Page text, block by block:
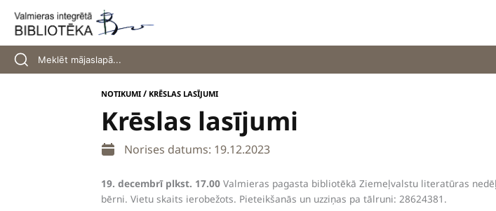
content
NOTIKUMI / KRĒSLAS LASĪJUMI
Krēslas lasījumi
Norises datums: 19.12.2023
19. decembrī plkst. 17.00Valmieras pagasta bibliotēkā Ziemeļvalstu literatūras
bērni. Vietu skaits ierobežots. Pieteikšanās un uzziņas pa tālruni: 28624381.